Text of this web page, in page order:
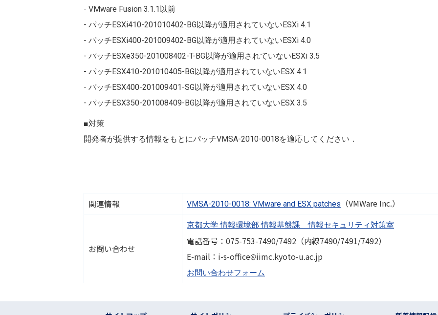
- VMware Fusion 3.1.1以前
- パッチESXi410-201010402-BG以降が適用されていないESXi 4.1
- パッチESXi400-201009402-BG以降が適用されていないESXi 4.0
- パッチESXe350-201008402-T-BG以降が適用されていないESXi 3.5
- パッチESX410-201010405-BG以降が適用されていないESX 4.1
- パッチESX400-201009401-SG以降が適用されていないESX 4.0
- パッチESX350-201008409-BG以降が適用されていないESX 3.5
■対策
開発者が提供する情報をもとにパッチVMSA-2010-0018を適応してください．
関連情報 VMSA-2010-0018: VMware and ESX patches （VMWare Inc.）
お問い合わせ
京都大学 情報環境部 情報基盤課 情報セキュリティ対策室
電話番号：075-753-7490/7492（内線7490/7491/7492）
E-mail：i-s-office画像iimc.kyoto-u.ac.jp
お問い合わせフォーム
フッター リンク